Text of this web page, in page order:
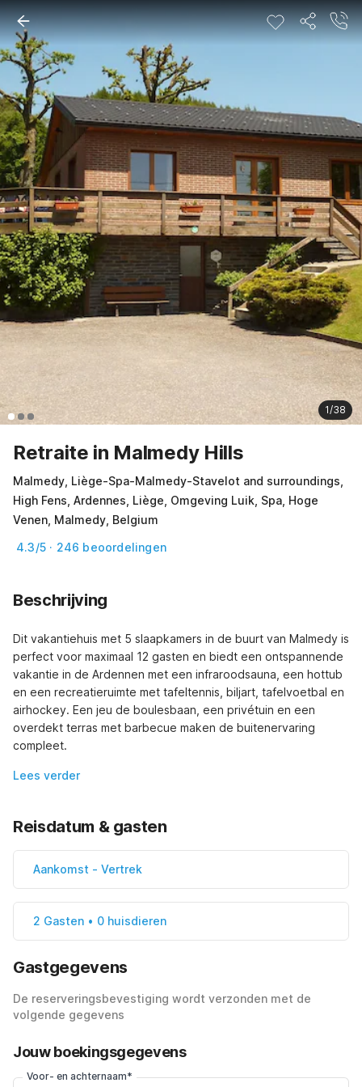
1/38
Retraite in Malmedy Hills
Malmedy, Liège-Spa-Malmedy-Stavelot and surroundings,
High Fens, Ardennes, Liège, Omgeving Luik, Spa, Hoge
Venen, Malmedy, Belgium
4.3/5 · 246 beoordelingen
Beschrijving
Dit vakantiehuis met 5 slaapkamers in de buurt van Malmedy is
perfect voor maximaal 12 gasten en biedt een ontspannende
vakantie in de Ardennen met een infraroodsauna, een hottub
en een recreatieruimte met tafeltennis, biljart, tafelvoetbal en
airhockey. Een jeu de boulesbaan, een privétuin en een
overdekt terras met barbecue maken de buitenervaring
compleet.
Lees verder
Reisdatum & gasten
Aankomst - Vertrek
2 Gasten • 0 huisdieren
Gastgegevens
De reserveringsbevestiging wordt verzonden met de
volgende gegevens
Jouw boekingsgegevens
Voor- en achternaam*